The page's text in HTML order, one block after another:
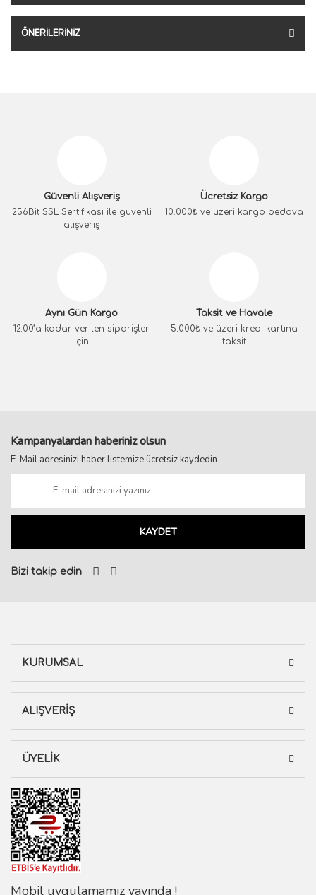
ÖNERILERINIZ
Güvenli Alışveriş
256Bit SSL Sertifikası ile güvenli
alışveriş
Ücretsiz Kargo
10.000₺ ve üzeri kargo bedava
Aynı Gün Kargo
12:00’a kadar verilen siparişler
için
Taksit ve Havale
5.000₺ ve üzeri kredi kartına
taksit
Kampanyalardan haberiniz olsun
E-Mail adresinizi haber listemize ücretsiz kaydedin
KAYDET
Bizi takip edin
KURUMSAL
ALIŞVERİŞ
ÜYELİK
Mobil uygulamamız yayında !